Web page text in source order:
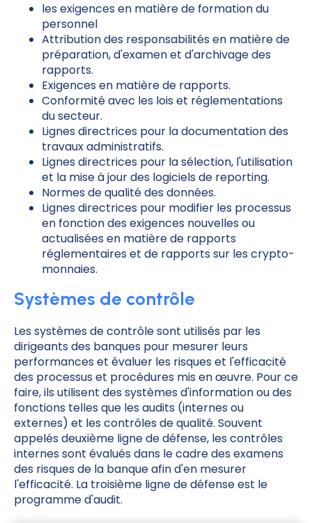
les exigences en matière de formation du
personnel
Attribution des responsabilités en matière de
préparation, d'examen et d'archivage des
rapports.
Exigences en matière de rapports.
Conformité avec les lois et réglementations
du secteur.
Lignes directrices pour la documentation des
travaux administratifs.
Lignes directrices pour la sélection, l'utilisation
et la mise à jour des logiciels de reporting.
Normes de qualité des données.
Lignes directrices pour modifier les processus
en fonction des exigences nouvelles ou
actualisées en matière de rapports
réglementaires et de rapports sur les crypto-
monnaies.
Systèmes de contrôle
Les systèmes de contrôle sont utilisés par les
dirigeants des banques pour mesurer leurs
performances et évaluer les risques et l'efficacité
des processus et procédures mis en œuvre. Pour ce
faire, ils utilisent des systèmes d'information ou des
fonctions telles que les audits (internes ou
externes) et les contrôles de qualité. Souvent
appelés deuxième ligne de défense, les contrôles
internes sont évalués dans le cadre des examens
des risques de la banque afin d'en mesurer
l'efficacité. La troisième ligne de défense est le
programme d'audit.